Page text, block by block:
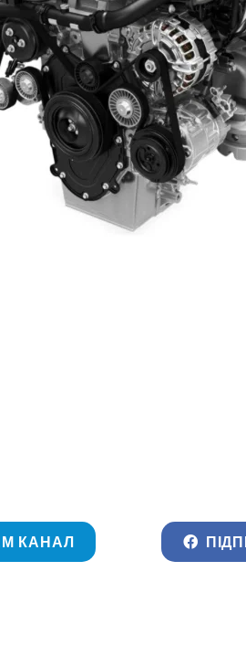
КАНАЛ